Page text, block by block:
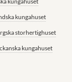
kungahuset
storhertighuset
kungahuset